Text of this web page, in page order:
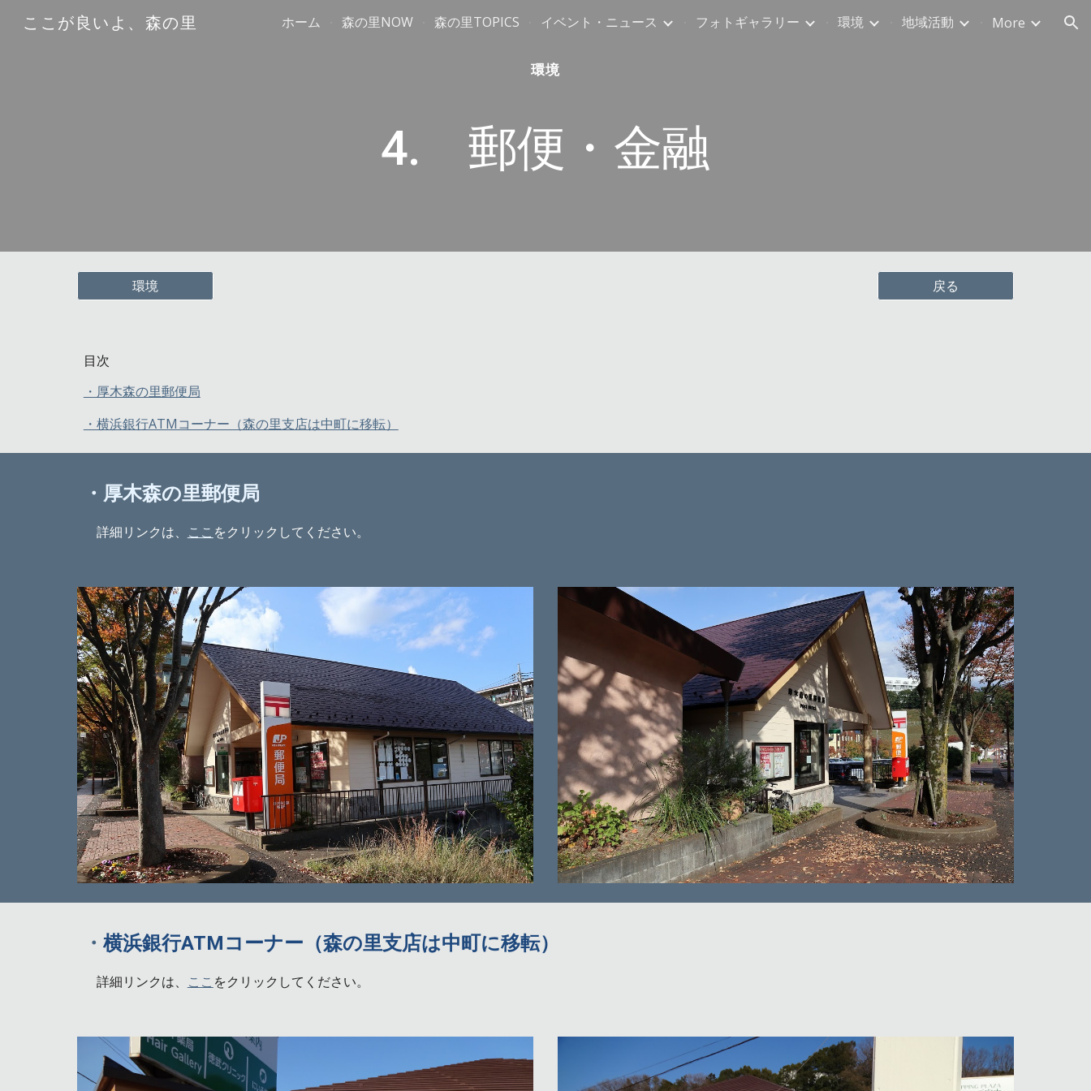
Skip to main content Skip to navigation
ここが良いよ、森の里 ホーム 森の里NOW 森の里TOPICS イベント・ニュース フォトギャラリー 環境 地域活動 More
環境
4. 郵便・金融
環境 戻る
目次
・厚木森の里郵便局
・横浜銀行ATMコーナー（森の里支店は中町に移転）
・厚木森の里郵便局
詳細リンクは、 ここ をクリックしてください。
・ 横浜銀行ATMコーナー（森の里支店は中町に移転）
詳細リンクは、 ここ をクリックしてください。